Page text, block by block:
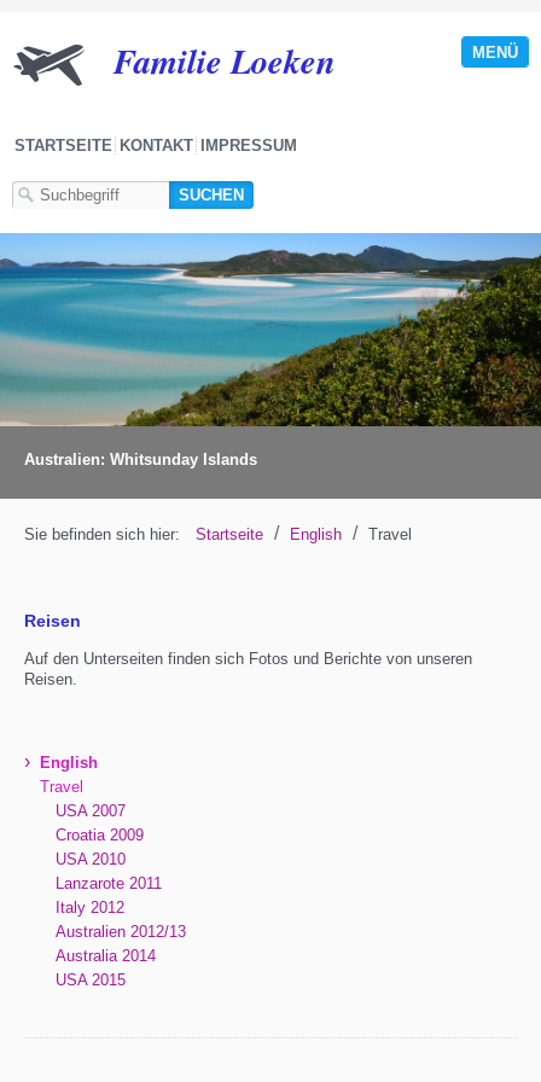
MENÜ
Familie Loeken
STARTSEITE KONTAKT IMPRESSUM
Australien: Whitsunday Islands
Sie befinden sich hier: Startseite / English / Travel
Reisen
Auf den Unterseiten finden sich Fotos und Berichte von unseren
Reisen.
›
English
Travel
USA 2007
Croatia 2009
USA 2010
Lanzarote 2011
Italy 2012
Australien 2012/13
Australia 2014
USA 2015